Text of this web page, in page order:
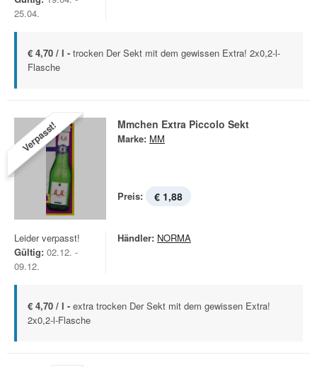
25.04.
€ 4,70 / l - trocken Der Sekt mit dem gewissen Extra! 2x0,2-l-
Flasche
Verpasst! Mmchen Extra Piccolo Sekt
Marke: MM
Preis: € 1,88
Leider verpasst!
Gültig: 02.12. -
09.12.
Händler: NORMA
€ 4,70 / l - extra trocken Der Sekt mit dem gewissen Extra!
2x0,2-l-Flasche